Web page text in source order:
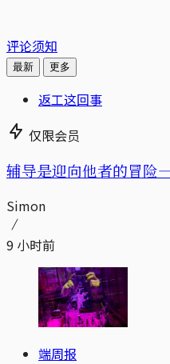
评论须知
最新 更多
返工这回事
仅限会员
辅导是迎向他者的冒
Simon
9 小时前
端周报